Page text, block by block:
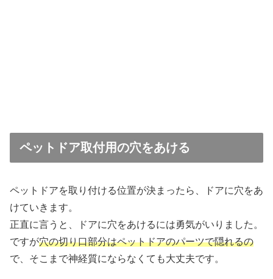
ペットドア取付用の穴をあける
ペットドアを取り付ける位置が決まったら、ドアに穴をあ
けていきます。
正直に言うと、ドアに穴をあけるには勇気がいりました。
ですが穴の切り口部分はペットドアのパーツで隠れるの
で、そこまで神経質にならなくても大丈夫です。